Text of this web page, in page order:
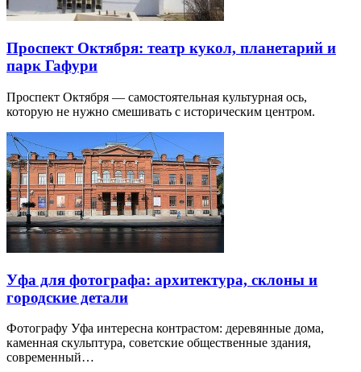
Проспект Октября: театр кукол, планетарий и
парк Гафури
Проспект Октября — самостоятельная культурная ось,
которую не нужно смешивать с историческим центром.
Уфа для фотографа: архитектура, склоны и
городские детали
Фотографу Уфа интересна контрастом: деревянные дома,
каменная скульптура, советские общественные здания,
современный…